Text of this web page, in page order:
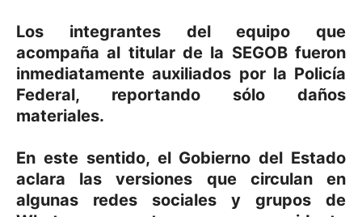
Los integrantes del equipo que
acompaña al titular de la SEGOB fueron
inmediatamente auxiliados por la Policía
Federal, reportando sólo daños
materiales.
En este sentido, el Gobierno del Estado
aclara las versiones que circulan en
algunas redes sociales y grupos de